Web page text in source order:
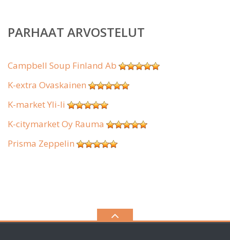
PARHAAT ARVOSTELUT
Campbell Soup Finland Ab
K-extra Ovaskainen
K-market Yli-Ii
K-citymarket Oy Rauma
Prisma Zeppelin